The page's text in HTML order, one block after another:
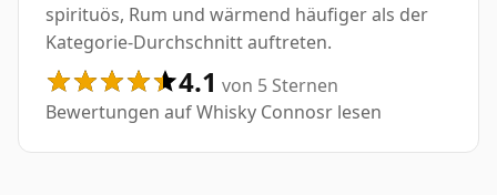
spirituös, Rum und wärmend häufiger als der
Kategorie-Durchschnitt auftreten.
4.1 von 5 Sternen
Bewertungen auf Whisky Connosr lesen